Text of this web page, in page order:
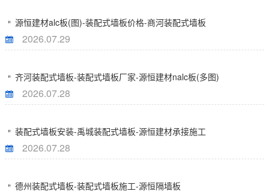
源恒建材alc板(图)-装配式墙板价格-商河装配式墙板
2026.07.29
齐河装配式墙板-装配式墙板厂家-源恒建材nalc板(多图)
2026.07.28
装配式墙板安装-禹城装配式墙板-源恒建材承接施工
2026.07.28
德州装配式墙板-装配式墙板施工-源恒隔墙板